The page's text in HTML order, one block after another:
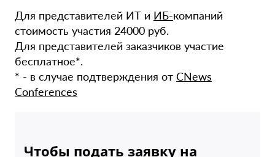
Для представителей ИТ и ИБ-компаний
стоимость участия 24000 руб.
Для представителей заказчиков участие
бесплатное*.
* - в случае подтверждения от CNews
Conferences